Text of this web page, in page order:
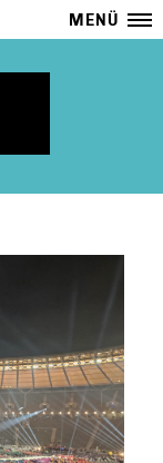
MENÜ